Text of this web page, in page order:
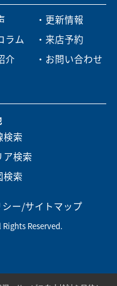
ラム
介
・更新情報
・来店予約
・お問い合わせ
検索
ア検索
検索
ー/サイトマップ
Reserved.